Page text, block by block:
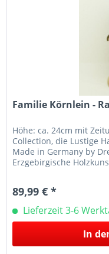
Familie Körnlein -
Höhe: ca. 24cm mit
Collection, die Lustige
Made in Germany by
Erzgebirgische
89,99 € *
Lieferzeit 3-6
In